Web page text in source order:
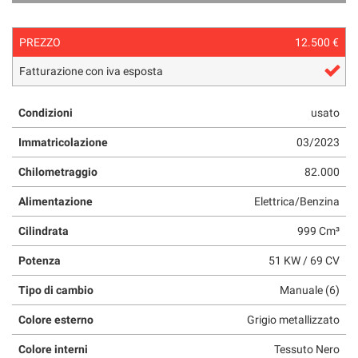
PREZZO 12.500 €
Fatturazione con iva esposta
Condizioni usato
Immatricolazione 03/2023
Chilometraggio 82.000
Alimentazione Elettrica/Benzina
Cilindrata 999 Cm³
Potenza 51 KW / 69 CV
Tipo di cambio Manuale (6)
Colore esterno Grigio metallizzato
Colore interni Tessuto Nero
strumenti
di
si
alla
cookie
policy.
Puoi
rivedere
e
modificare
tue
scelte
qualsiasi
momento.